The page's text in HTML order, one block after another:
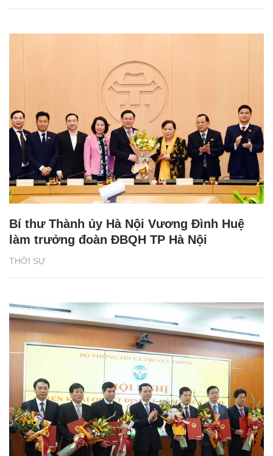
THỜI SỰ
Bí thư Thành ủy Hà Nội Vương Đình Huệ
làm trưởng đoàn ĐBQH TP Hà Nội